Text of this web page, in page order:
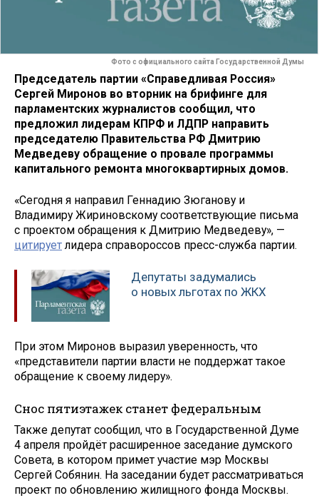
Фото с официального сайта Государственной Думы
Председатель партии «Справедливая Россия»
Сергей Миронов во вторник на брифинге для
парламентских журналистов сообщил, что
предложил лидерам КПРФ и ЛДПР направить
председателю Правительства РФ Дмитрию
Медведеву обращение о провале программы
капитального ремонта многоквартирных домов.
«Сегодня я направил Геннадию Зюганову и
Владимиру Жириновскому соответствующие письма
с проектом обращения к Дмитрию Медведеву», —
цитируетлидера справороссов пресс-служба партии.
Депутаты задумались
о новых льготах по ЖКХ
При этом Миронов выразил уверенность, что
«представители партии власти не поддержат такое
обращение к своему лидеру».
Снос пятиэтажек станет федеральным
Также депутат сообщил, что в Государственной Думе
4 апреля пройдёт расширенное заседание думского
Совета, в котором примет участие мэр Москвы
Сергей Собянин. На заседании будет рассматриваться
проект по обновлению жилищного фонда Москвы.